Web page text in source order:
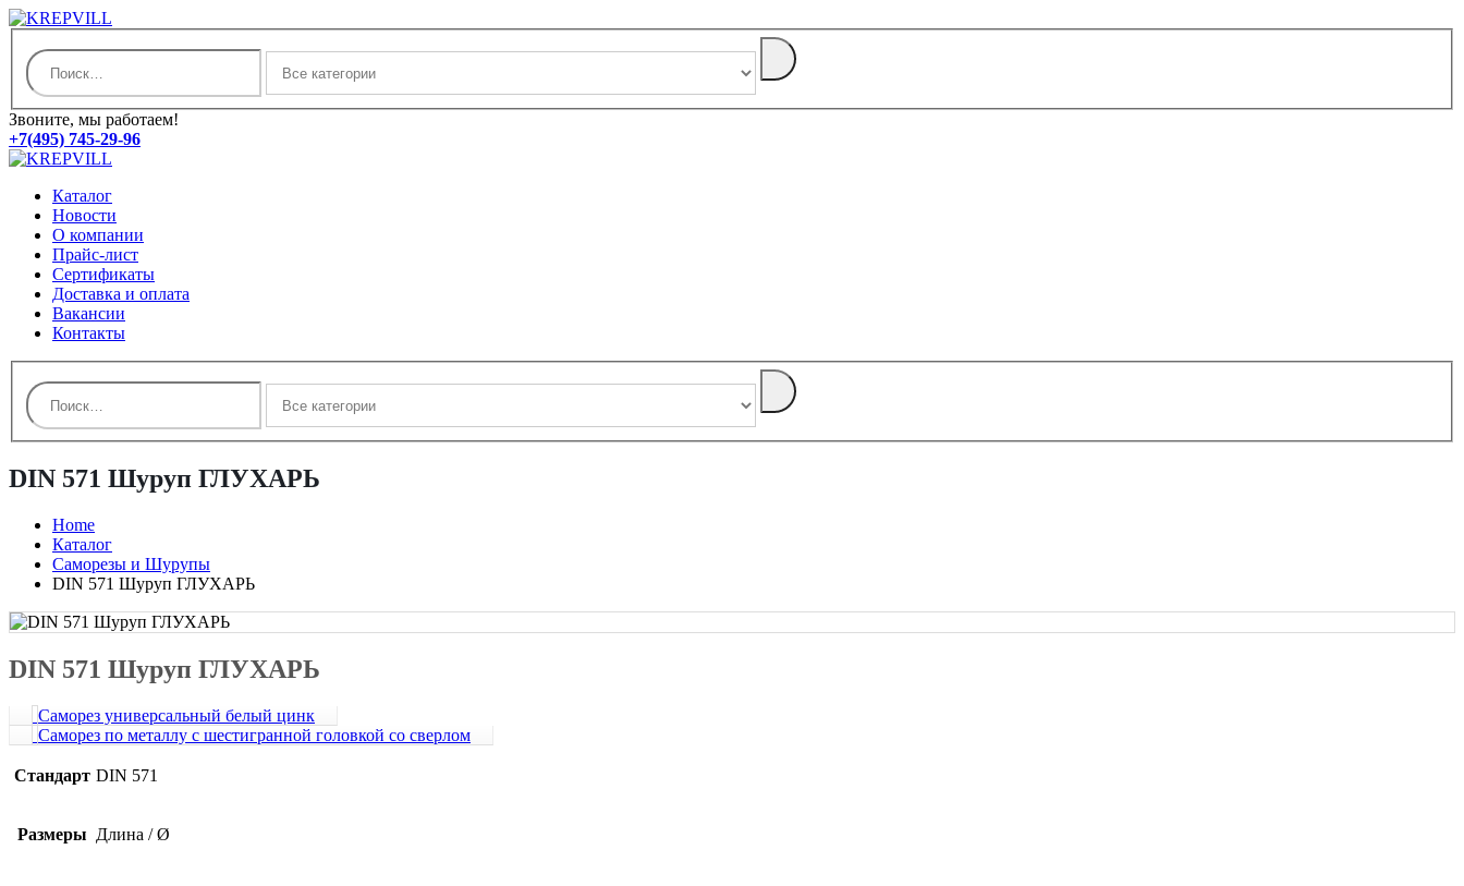
Звоните, мы работаем!
+7(495) 745-29-96
Каталог
Новости
О компании
Прайс-лист
Сертификаты
Доставка и оплата
Вакансии
Контакты
DIN 571 Шуруп ГЛУХАРЬ
Home
Каталог
Саморезы и Шурупы
DIN 571 Шуруп ГЛУХАРЬ
DIN 571 Шуруп ГЛУХАРЬ
Саморез универсальный белый цинк
Саморез по металлу с шестигранной головкой со сверлом
Стандарт DIN 571
Размеры Длина / Ø